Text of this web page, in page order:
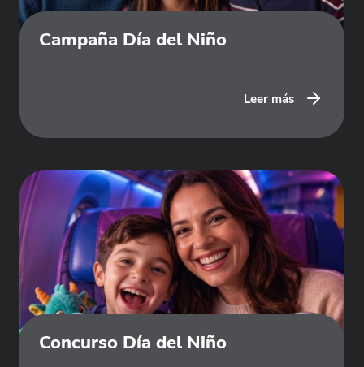
Campaña Día del Niño
Leer más
Concurso Día del Niño